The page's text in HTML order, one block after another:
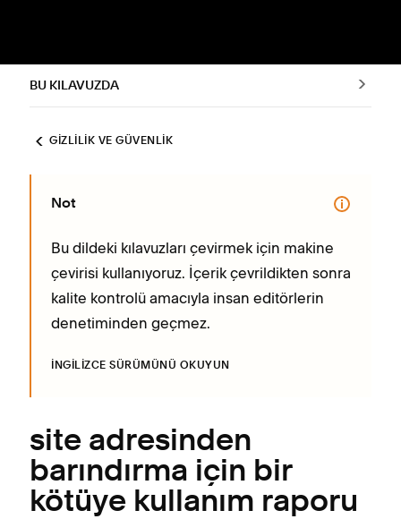
BU KILAVUZDA
GIZLILIK VE GÜVENLIK
Not
Bu dildeki kılavuzları çevirmek için makine
çevirisi kullanıyoruz. İçerik çevrildikten sonra
kalite kontrolü amacıyla insan editörlerin
denetiminden geçmez.
İNGILIZCE SÜRÜMÜNÜ OKUYUN
site adresinden
barındırma için bir
kötüye kullanım raporu